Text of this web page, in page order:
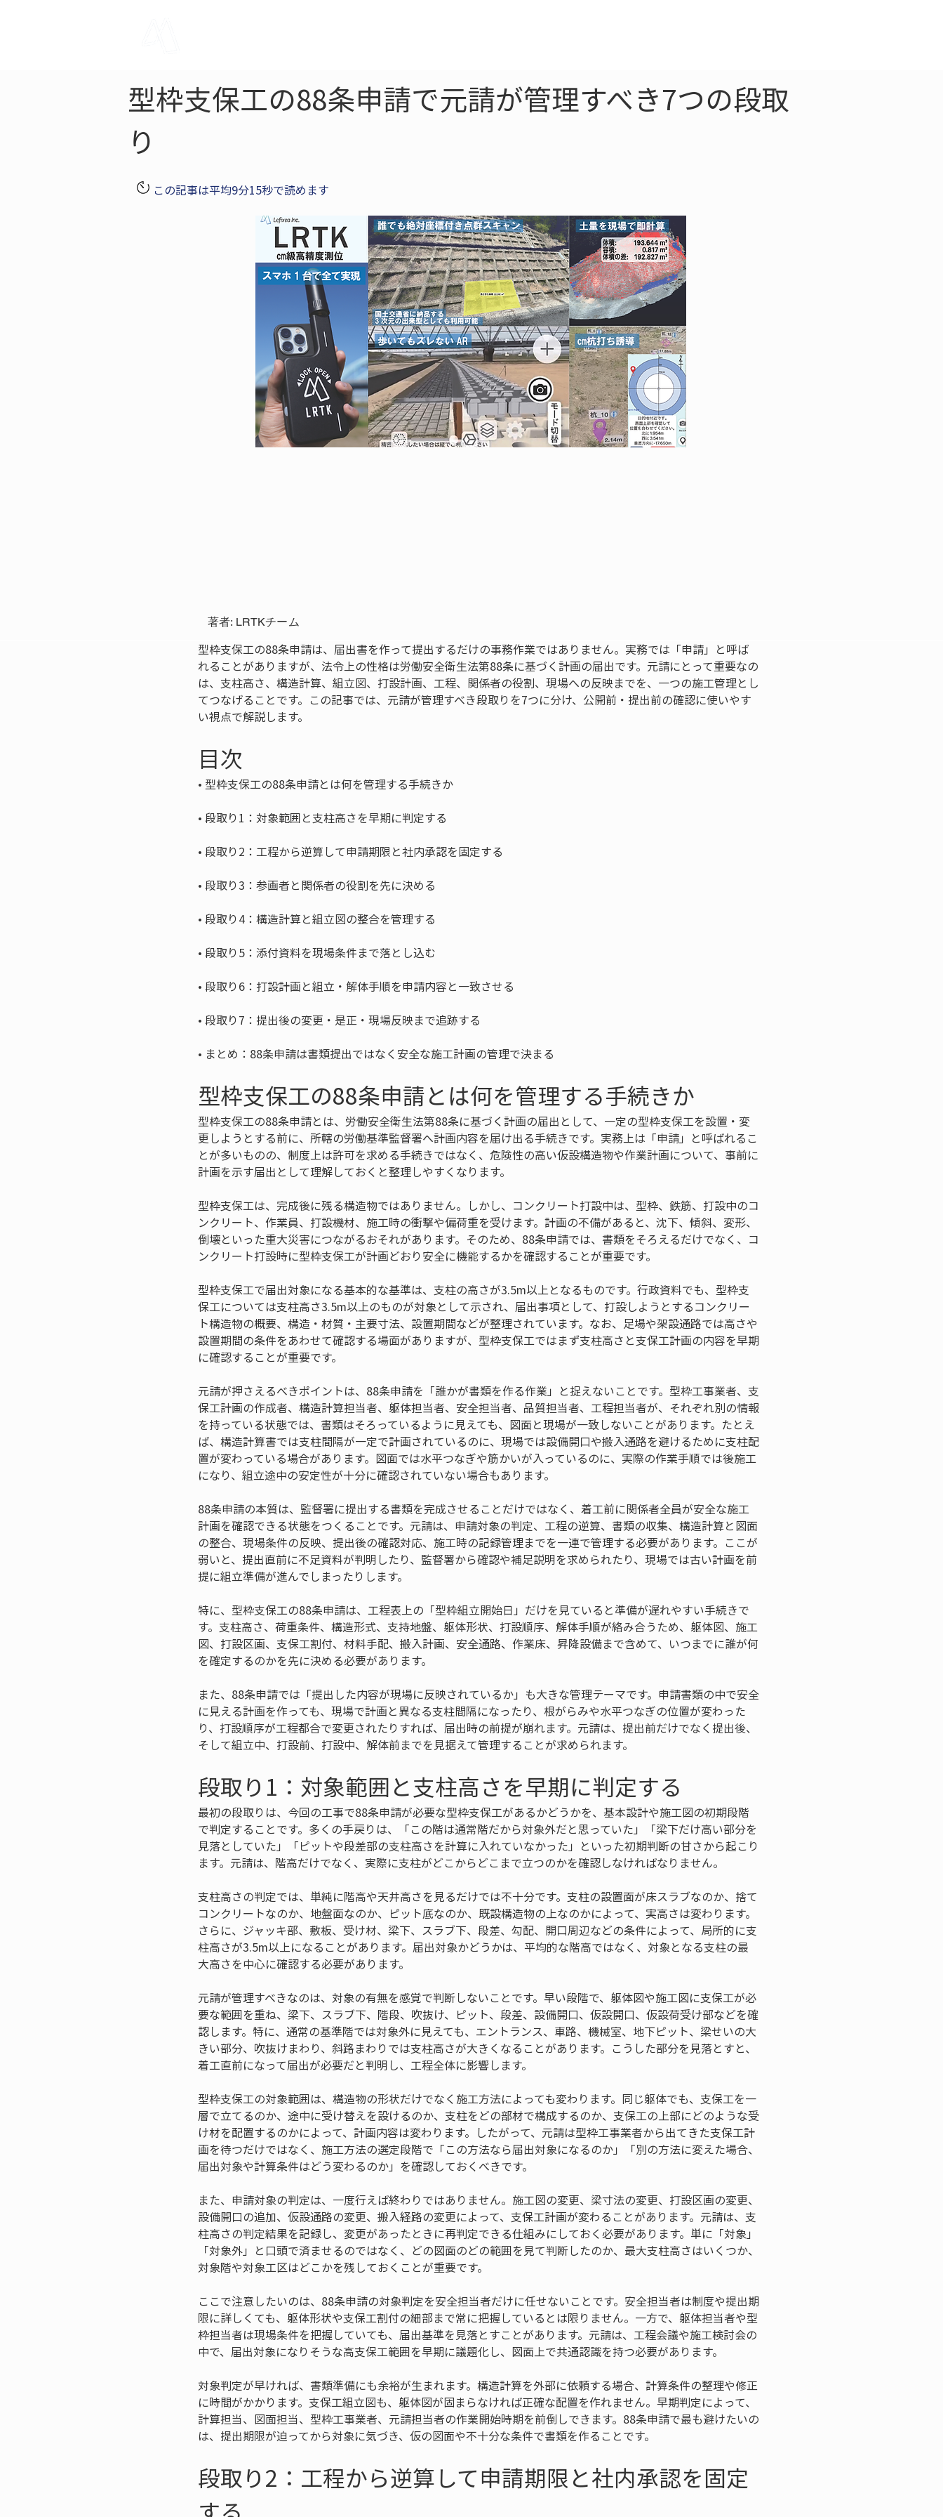
型枠支保工の88条申請で元請が管理すべき7つの段取
り
この記事は平均9分15秒で読めます
著者: LRTKチーム
型枠支保工の88条申請は、届出書を作って提出するだけの事務作業ではありません。実務では「申請」と呼ば
れることがありますが、法令上の性格は労働安全衛生法第88条に基づく計画の届出です。元請にとって重要なの
は、支柱高さ、構造計算、組立図、打設計画、工程、関係者の役割、現場への反映までを、一つの施工管理とし
てつなげることです。この記事では、元請が管理すべき段取りを7つに分け、公開前・提出前の確認に使いやす
い視点で解説します。
目次
•
•
•
•
•
•
•
•
• まとめ：88条申請は書類提出ではなく安全な施工計画の管理で決まる
型枠支保工の88条申請とは何を管理する手続きか
型枠支保工の88条申請とは、労働安全衛生法第88条に基づく計画の届出として、一定の型枠支保工を設置・変
更しようとする前に、所轄の労働基準監督署へ計画内容を届け出る手続きです。実務上は「申請」と呼ばれるこ
とが多いものの、制度上は許可を求める手続きではなく、危険性の高い仮設構造物や作業計画について、事前に
計画を示す届出として理解しておくと整理しやすくなります。
型枠支保工は、完成後に残る構造物ではありません。しかし、コンクリート打設中は、型枠、鉄筋、打設中のコ
ンクリート、作業員、打設機材、施工時の衝撃や偏荷重を受けます。計画の不備があると、沈下、傾斜、変形、
倒壊といった重大災害につながるおそれがあります。そのため、88条申請では、書類をそろえるだけでなく、コ
ンクリート打設時に型枠支保工が計画どおり安全に機能するかを確認することが重要です。
型枠支保工で届出対象になる基本的な基準は、支柱の高さが3.5m以上となるものです。行政資料でも、型枠支
保工については支柱高さ3.5m以上のものが対象として示され、届出事項として、打設しようとするコンクリー
ト構造物の概要、構造・材質・主要寸法、設置期間などが整理されています。なお、足場や架設通路では高さや
設置期間の条件をあわせて確認する場面がありますが、型枠支保工ではまず支柱高さと支保工計画の内容を早期
に確認することが重要です。
元請が押さえるべきポイントは、88条申請を「誰かが書類を作る作業」と捉えないことです。型枠工事業者、支
保工計画の作成者、構造計算担当者、躯体担当者、安全担当者、品質担当者、工程担当者が、それぞれ別の情報
を持っている状態では、書類はそろっているように見えても、図面と現場が一致しないことがあります。たとえ
ば、構造計算書では支柱間隔が一定で計画されているのに、現場では設備開口や搬入通路を避けるために支柱配
置が変わっている場合があります。図面では水平つなぎや筋かいが入っているのに、実際の作業手順では後施工
になり、組立途中の安定性が十分に確認されていない場合もあります。
88条申請の本質は、監督署に提出する書類を完成させることだけではなく、着工前に関係者全員が安全な施工
計画を確認できる状態をつくることです。元請は、申請対象の判定、工程の逆算、書類の収集、構造計算と図面
の整合、現場条件の反映、提出後の確認対応、施工時の記録管理までを一連で管理する必要があります。ここが
弱いと、提出直前に不足資料が判明したり、監督署から確認や補足説明を求められたり、現場では古い計画を前
提に組立準備が進んでしまったりします。
特に、型枠支保工の88条申請は、工程表上の「型枠組立開始日」だけを見ていると準備が遅れやすい手続きで
す。支柱高さ、荷重条件、構造形式、支持地盤、躯体形状、打設順序、解体手順が絡み合うため、躯体図、施工
図、打設区画、支保工割付、材料手配、搬入計画、安全通路、作業床、昇降設備まで含めて、いつまでに誰が何
を確定するのかを先に決める必要があります。
また、88条申請では「提出した内容が現場に反映されているか」も大きな管理テーマです。申請書類の中で安全
に見える計画を作っても、現場で計画と異なる支柱間隔になったり、根がらみや水平つなぎの位置が変わった
り、打設順序が工程都合で変更されたりすれば、届出時の前提が崩れます。元請は、提出前だけでなく提出後、
そして組立中、打設前、打設中、解体前までを見据えて管理することが求められます。
段取り1：対象範囲と支柱高さを早期に判定する
最初の段取りは、今回の工事で88条申請が必要な型枠支保工があるかどうかを、基本設計や施工図の初期段階
で判定することです。多くの手戻りは、「この階は通常階だから対象外だと思っていた」「梁下だけ高い部分を
見落としていた」「ピットや段差部の支柱高さを計算に入れていなかった」といった初期判断の甘さから起こり
ます。元請は、階高だけでなく、実際に支柱がどこからどこまで立つのかを確認しなければなりません。
支柱高さの判定では、単純に階高や天井高さを見るだけでは不十分です。支柱の設置面が床スラブなのか、捨て
コンクリートなのか、地盤面なのか、ピット底なのか、既設構造物の上なのかによって、実高さは変わります。
さらに、ジャッキ部、敷板、受け材、梁下、スラブ下、段差、勾配、開口周辺などの条件によって、局所的に支
柱高さが3.5m以上になることがあります。届出対象かどうかは、平均的な階高ではなく、対象となる支柱の最
大高さを中心に確認する必要があります。
元請が管理すべきなのは、対象の有無を感覚で判断しないことです。早い段階で、躯体図や施工図に支保工が必
要な範囲を重ね、梁下、スラブ下、階段、吹抜け、ピット、段差、設備開口、仮設開口、仮設荷受け部などを確
認します。特に、通常の基準階では対象外に見えても、エントランス、車路、機械室、地下ピット、梁せいの大
きい部分、吹抜けまわり、斜路まわりでは支柱高さが大きくなることがあります。こうした部分を見落とすと、
着工直前になって届出が必要だと判明し、工程全体に影響します。
型枠支保工の対象範囲は、構造物の形状だけでなく施工方法によっても変わります。同じ躯体でも、支保工を一
層で立てるのか、途中に受け替えを設けるのか、支柱をどの部材で構成するのか、支保工の上部にどのような受
け材を配置するのかによって、計画内容は変わります。したがって、元請は型枠工事業者から出てきた支保工計
画を待つだけではなく、施工方法の選定段階で「この方法なら届出対象になるのか」「別の方法に変えた場合、
届出対象や計算条件はどう変わるのか」を確認しておくべきです。
また、申請対象の判定は、一度行えば終わりではありません。施工図の変更、梁寸法の変更、打設区画の変更、
設備開口の追加、仮設通路の変更、搬入経路の変更によって、支保工計画が変わることがあります。元請は、支
柱高さの判定結果を記録し、変更があったときに再判定できる仕組みにしておく必要があります。単に「対象」
「対象外」と口頭で済ませるのではなく、どの図面のどの範囲を見て判断したのか、最大支柱高さはいくつか、
対象階や対象工区はどこかを残しておくことが重要です。
ここで注意したいのは、88条申請の対象判定を安全担当者だけに任せないことです。安全担当者は制度や提出期
限に詳しくても、躯体形状や支保工割付の細部まで常に把握しているとは限りません。一方で、躯体担当者や型
枠担当者は現場条件を把握していても、届出基準を見落とすことがあります。元請は、工程会議や施工検討会の
中で、届出対象になりそうな高支保工範囲を早期に議題化し、図面上で共通認識を持つ必要があります。
対象判定が早ければ、書類準備にも余裕が生まれます。構造計算を外部に依頼する場合、計算条件の整理や修正
に時間がかかります。支保工組立図も、躯体図が固まらなければ正確な配置を作れません。早期判定によって、
計算担当、図面担当、型枠工事業者、元請担当者の作業開始時期を前倒しできます。88条申請で最も避けたいの
は、提出期限が迫ってから対象に気づき、仮の図面や不十分な条件で書類を作ることです。
段取り2：工程から逆算して申請期限と社内承認を固定